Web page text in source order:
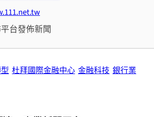
台發佈新聞
杜拜國際金融中心 金融科技 銀行業